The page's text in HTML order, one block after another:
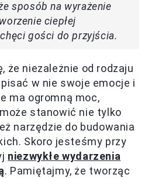
sposób na wyrażenie
ciepłej
gości do przyjścia.
że niezależnie od rodzaju
w nie swoje emocje i
ma ogromną moc,
stanowić nie tylko
narzędzie do budowania
Skoro jesteśmy przy
niezwykłe wydarzenia
. Pamiętajmy, że tworząc